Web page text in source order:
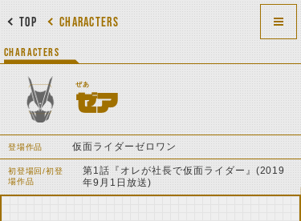
CHARACTERS
TOP
CHARACTERS
ぜあ
ゼア
登場作品 仮面ライダーゼロワン
初登場回/初登
場作品
第1話『オレが社長で仮面ライダー』(2019
年9月1日放送)